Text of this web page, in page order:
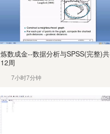
炼数成金--数据分析与SPSS(完整)共
12周
7小时7分钟